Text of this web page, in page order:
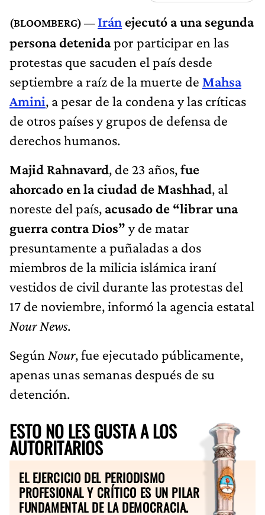
Irán ejecutó a una segunda
persona detenidapor participar en las
protestas que sacuden el país desde
septiembre a raíz de la muerte de Mahsa
Amini, a pesar de la condena y las críticas
de otros países y grupos de defensa de
derechos humanos.
Majid Rahnavard, de 23 años,fue
ahorcado en la ciudad de Mashhad, al
noreste del país, acusado de “librar una
guerra contra Dios” y de matar
presuntamente a puñaladas a dos
miembros de la milicia islámica iraní
vestidos de civil durante las protestas del
17 de noviembre, informó la agencia estatal
Nour News.
Según Nour, fue ejecutado públicamente,
apenas unas semanas después de su
detención.
ESTO NO LES GUSTA A LOS
AUTORITARIOS
EL EJERCICIO DEL PERIODISMO
PROFESIONAL Y CRÍTICO ES UN PILAR
FUNDAMENTAL DE LA DEMOCRACIA.